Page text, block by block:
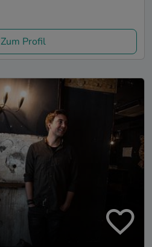
Zum Profil